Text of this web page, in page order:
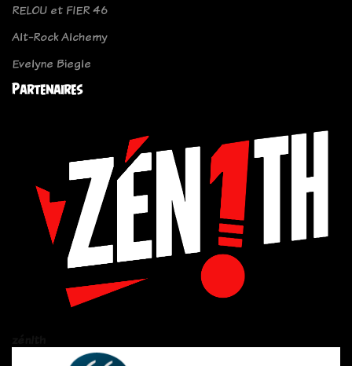
RELOU et FIER 46
Alt-Rock Alchemy
Evelyne Biegle
Partenaires